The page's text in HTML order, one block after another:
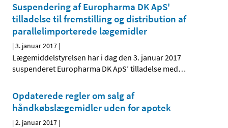
Suspendering af Europharma DK ApS'
tilladelse til fremstilling og distribution af
parallelimporterede lægemidler
|3. januar 2017 |
Lægemiddelstyrelsen har i dag den 3. januar 2017
suspenderet Europharma DK ApS’ tilladelse med…
Opdaterede regler om salg af
håndkøbslægemidler uden for apotek
|2. januar 2017 |